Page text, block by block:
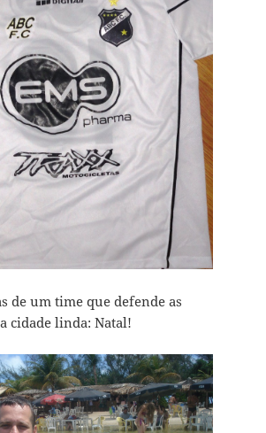
de um time que defende as
cidade linda: Natal!